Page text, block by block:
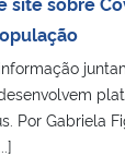
Por Gabriela